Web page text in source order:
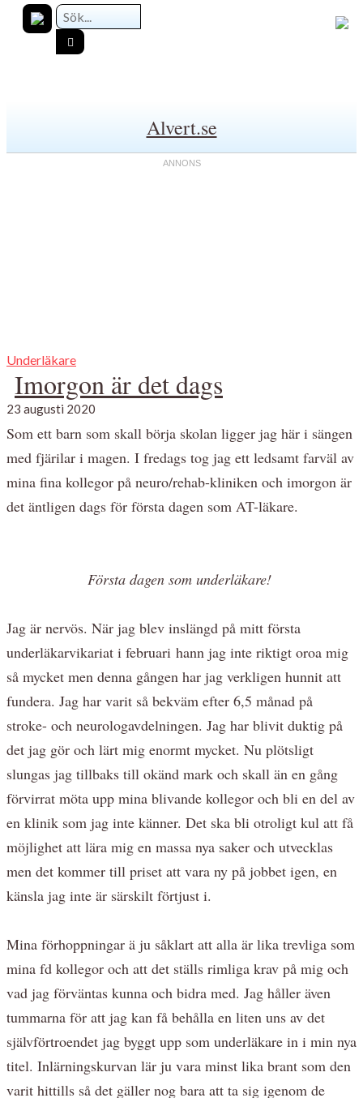
Alvert.se
Underläkare
Imorgon är det dags
23 augusti 2020
Som ett barn som skall börja skolan ligger jag här i sängen
med fjärilar i magen. I fredags tog jag ett ledsamt farväl av
mina fina kollegor på neuro/rehab-kliniken och imorgon är
det äntligen dags för första dagen som AT-läkare.
Första dagen som underläkare!
Jag är nervös. När jag blev inslängd på mitt första
underläkarvikariat i februari hann jag inte riktigt oroa mig
så mycket men denna gången har jag verkligen hunnit att
fundera. Jag har varit så bekväm efter 6,5 månad på
stroke- och neurologavdelningen. Jag har blivit duktig på
det jag gör och lärt mig enormt mycket. Nu plötsligt
slungas jag tillbaks till okänd mark och skall än en gång
förvirrat möta upp mina blivande kollegor och bli en del av
en klinik som jag inte känner. Det ska bli otroligt kul att få
möjlighet att lära mig en massa nya saker och utvecklas
men det kommer till priset att vara ny på jobbet igen, en
känsla jag inte är särskilt förtjust i.
Mina förhoppningar ä ju såklart att alla är lika trevliga som
mina fd kollegor och att det ställs rimliga krav på mig och
vad jag förväntas kunna och bidra med. Jag håller även
tummarna för att jag kan få behålla en liten uns av det
självförtroendet jag byggt upp som underläkare in i min nya
titel. Inlärningskurvan lär ju vara minst lika brant som den
varit hittills så det gäller nog bara att ta sig igenom de